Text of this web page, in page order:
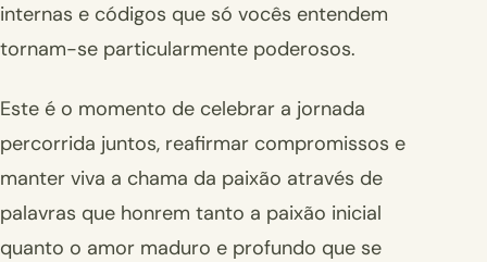
internas e códigos que só vocês entendem
tornam-se particularmente poderosos.
Este é o momento de celebrar a jornada
percorrida juntos, reafirmar compromissos e
manter viva a chama da paixão através de
palavras que honrem tanto a paixão inicial
quanto o amor maduro e profundo que se